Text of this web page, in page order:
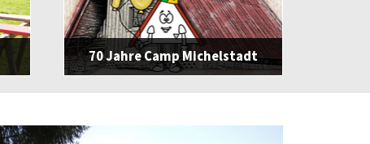
70 Jahre Camp Michelstadt